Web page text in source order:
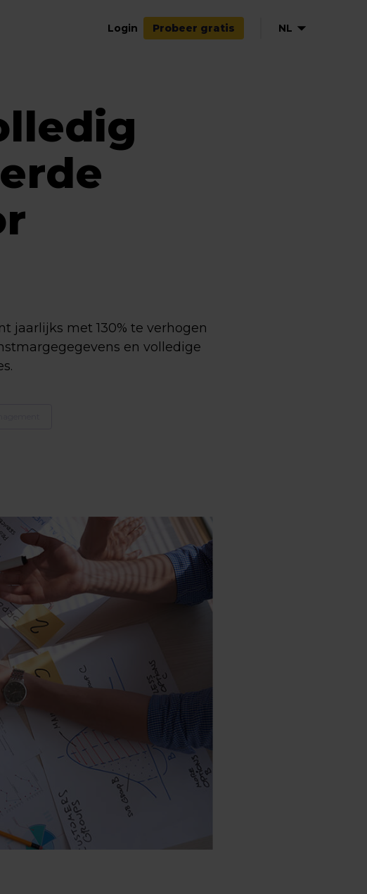
Login Probeer gratis NL
jaarlijks met 130% te verhogen
en volledige